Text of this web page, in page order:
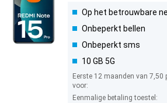
Op het betrouwbare
Onbeperkt bellen
Onbeperkt sms
10 GB 5G
Eerste 12 maanden van 7,50
voor:
Eenmalige betaling toestel: